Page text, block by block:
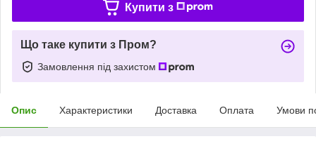
Купити з
Що таке купити з Пром?
Замовлення під захистом
Опис Характеристики Доставка Оплата Умови